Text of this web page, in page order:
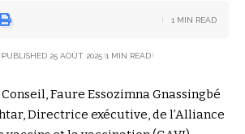
PUBLISHED 25 AOÛT 2025 1 MIN READ
1 MIN READ